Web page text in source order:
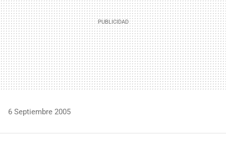
6 Septiembre 2005